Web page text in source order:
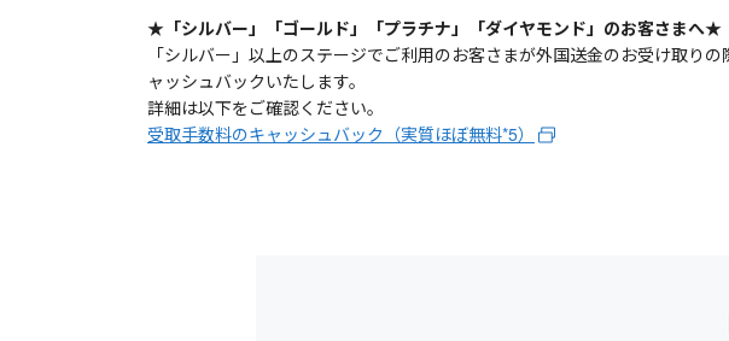
★「シルバー」「ゴールド」「プラチナ」「ダイヤモンド」のお客さまへ★
「シルバー」以上のステージでご利用のお客さまが外国送金のお受け取り
ャッシュバックいたします。
詳細は以下をご確認ください。
受取手数料のキャッシュバック（実質ほぼ無料*5）